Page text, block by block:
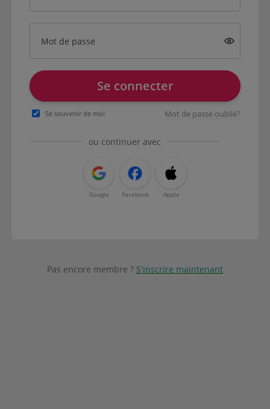
Mot de passe
Se connecter
Se souvenir de moi Mot de passe oublié?
ou continuer avec
Google Facebook Apple
Pas encore membre ? S'inscrire maintenant